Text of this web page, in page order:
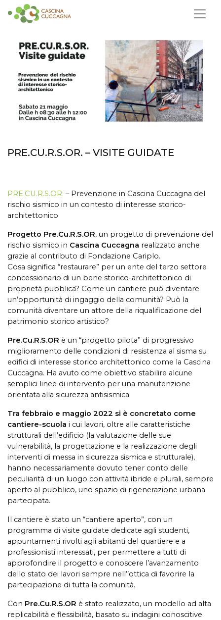
PRE.CU.R.S.OR. – VISITE GUIDATE
PRE.CU.R.S.OR. – Prevenzione in Cascina Cuccagna del
rischio sismico in un contesto di interesse storico-
architettonico
Progetto Pre.Cu.R.S.OR, un progetto di prevenzione del
rischio sismico in Cascina Cuccagna realizzato anche
grazie al contributo di Fondazione Cariplo.
Cosa significa “restaurare” per un ente del terzo settore
concessionario di un bene storico-architettonico di
proprietà pubblica? Come un cantiere può diventare
un’opportunità di ingaggio della comunità? Può la
comunità diventare un attore della riqualificazione del
patrimonio storico artistico?
Pre.Cu.R.S.OR è un “progetto pilota” di progressivo
miglioramento delle condizioni di resistenza al sisma su
edifici di interesse storico architettonico come la Cascina
Cuccagna. Ha avuto come obiettivo stabilire alcune
semplici linee di intervento per una manutenzione
orientata alla sicurezza antisismica.
Tra febbraio e maggio 2022 si è concretato come
cantiere-scuola i cui lavori, oltre alle caratteristiche
strutturali dell’edificio (la valutazione delle sue
vulnerabilità, la progettazione e la realizzazione degli
interventi di messa in sicurezza sismica e strutturale),
hanno necessariamente dovuto tener conto delle
peculiarità di un luogo con attività ibride e plurali, sempre
aperto al pubblico, uno spazio di rigenerazione urbana
partecipata.
Il cantiere è stato un “cantiere aperto”, con un
programma di visite guidate dedicate agli studenti,
appuntamenti rivolti agli abitanti del quartiere e a
professionisti interessati, per permettere a tutti di
approfondire il progetto e conoscere l’avanzamento
dello stato dei lavori sempre nell’’ottica di favorire la
partecipazione di tutta la comunità.
Con Pre.Cu.R.S.OR è stato realizzato, un modello ad alta
replicabilità e flessibilità, basato su indagini conoscitive